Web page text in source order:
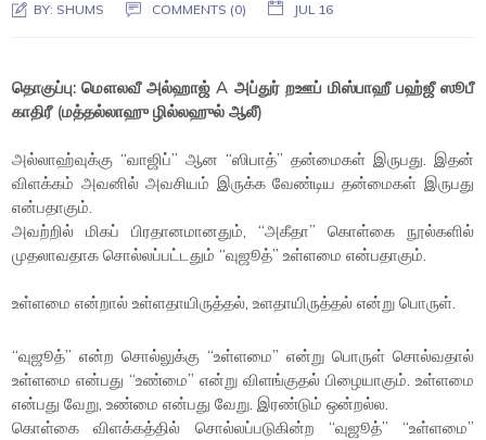
BY: SHUMS COMMENTS (0) JUL 16
தொகுப்பு: மௌலவீ அல்ஹாஜ் A அப்துர் றஊப் மிஸ்பாஹீ பஹ்ஜீ ஸூபீ
காதிரீ (மத்தல்லாஹு ழில்லஹுல் ஆலீ)
அல்லாஹ்வுக்கு “வாஜிப்” ஆன “ஸிபாத்” தன்மைகள் இருபது. இதன்
விளக்கம் அவனில் அவசியம் இருக்க வேண்டிய தன்மைகள் இருபது
என்பதாகும்.
அவற்றில் மிகப் பிரதானமானதும், “அகீதா” கொள்கை நூல்களில்
முதலாவதாக சொல்லப்பட்டதும் “வுஜூத்” உள்ளமை என்பதாகும்.
உள்ளமை என்றால் உள்ளதாயிருத்தல், உளதாயிருத்தல் என்று பொருள்.
“வுஜூத்” என்ற சொல்லுக்கு “உள்ளமை” என்று பொருள் சொல்வதால்
உள்ளமை என்பது “உண்மை” என்று விளங்குதல் பிழையாகும். உள்ளமை
என்பது வேறு, உண்மை என்பது வேறு. இரண்டும் ஒன்றல்ல.
கொள்கை விளக்கத்தில் சொல்லப்படுகின்ற “வுஜூத்” “உள்ளமை”